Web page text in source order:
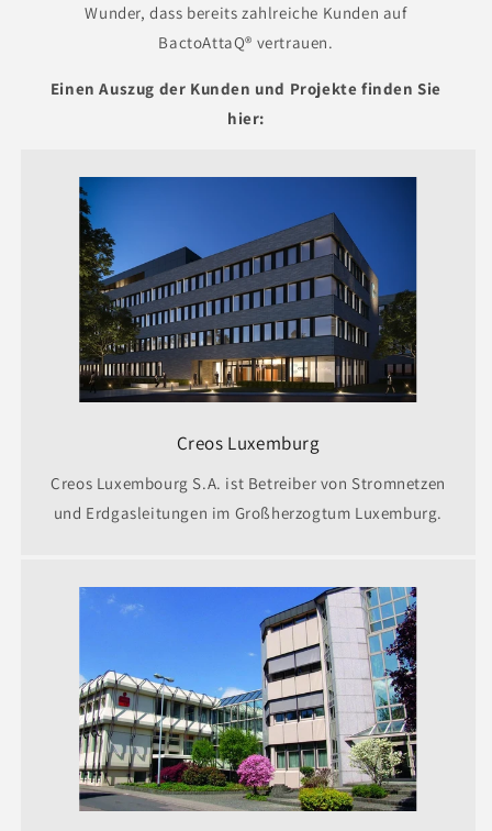
Wunder, dass bereits zahlreiche Kunden auf
BactoAttaQ® vertrauen.
Einen Auszug der Kunden und Projekte finden Sie
hier:
Creos Luxemburg
Creos Luxembourg S.A. ist Betreiber von Stromnetzen
und Erdgasleitungen im Großherzogtum Luxemburg.